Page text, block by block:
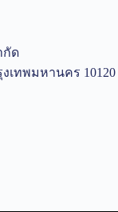
กัด
เทพมหานคร 10120